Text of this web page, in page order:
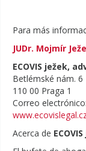
Para más
JUDr. Mojmír
ECOVIS ježek,
Betlémské nám. 6
110 00 Praga 1
Correo electrónico:
Acerca de